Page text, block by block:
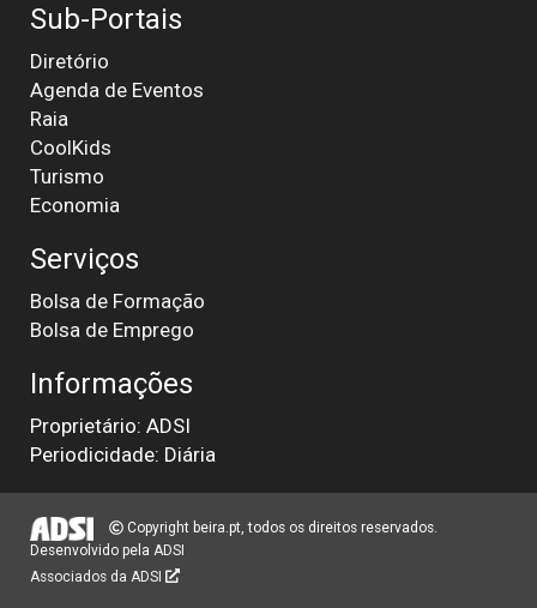
Sub-Portais
Diretório
Agenda de Eventos
Raia
CoolKids
Turismo
Economia
Serviços
Bolsa de Formação
Bolsa de Emprego
Informações
Proprietário: ADSI
Periodicidade: Diária
Copyright beira.pt, todos os direitos reservados.
Desenvolvido pela ADSI
Associados da ADSI